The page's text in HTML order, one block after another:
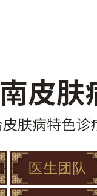
医生团队